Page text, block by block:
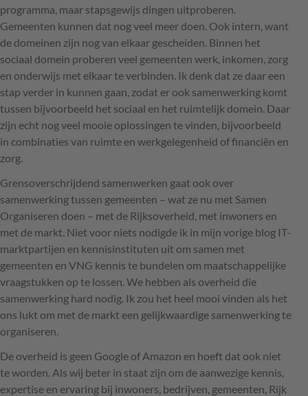
programma, maar stapsgewijs dingen uitproberen.
Gemeenten kunnen dat nog veel meer doen. Ook intern, want
de domeinen zijn nog van elkaar gescheiden. Binnen het
sociaal domein proberen veel gemeenten werk, inkomen, zorg
en onderwijs met elkaar te verbinden. Ik denk dat ze daar een
stap verder in kunnen gaan, zodat er ook samenwerking komt
tussen bijvoorbeeld het sociaal en het ruimtelijk domein. Daar
zijn echt nog veel mooie oplossingen te vinden, bijvoorbeeld
in combinaties van ruimte en werkgelegenheid of financiën en
zorg.
Grensoverschrijdend samenwerken gaat ook over
samenwerking tussen gemeenten – wat ze nu met Samen
Organiseren doen – met de Rijksoverheid, met inwoners en
met de markt. Niet voor niets nodigde ik in mijn vorige blog IT-
marktpartijen en kennisinstituten uit om samen met
gemeenten en VNG kennis te bundelen om maatschappelijke
vraagstukken op te lossen. We hebben als overheid die
samenwerking hard nodig. Ik zou het heel mooi vinden als het
ons lukt om met de markt een gelijkwaardige samenwerking te
organiseren.
De overheid is geen Google of Amazon en hoeft dat ook niet
te worden. Als wij beter in staat zijn om de aanwezige kennis,
expertise en ervaring bij inwoners, bedrijven, gemeenten, Rijk